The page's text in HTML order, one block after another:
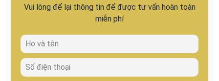
Vui lòng để lại thông tin để được tư vấn hoàn toàn
miễn phí